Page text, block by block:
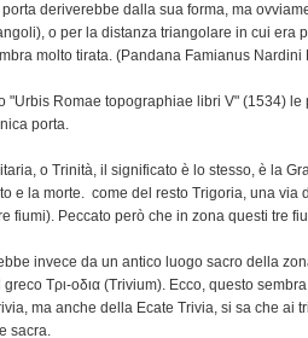
deriverebbe dalla sua forma, ma
o per la distanza triangolare in cui era
molto tirata. (Pandana Famianus Nardini
"Urbis Romae topographiae libri V" (1534)
porta.
o Trinità, il significato è lo stesso, è la
e la morte. come del resto Trigoria, una via
fiumi). Peccato però che in zona questi tre
invece da un antico luogo sacro della
Τρι-οδια (Trivium). Ecco, questo
ma anche della Ecate Trivia, si sa che ai
sacra.